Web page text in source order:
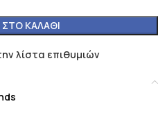
ΚΑΛΆΘΙ
λίστα επιθυμιών